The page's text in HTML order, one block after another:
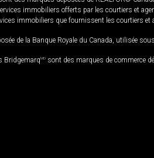
immobiliers offerts par les courtiers et
immobiliers que fournissent les courtiers et
de la Banque Royale du Canada, utilisée
BridgemarqMD sont des marques de commerce